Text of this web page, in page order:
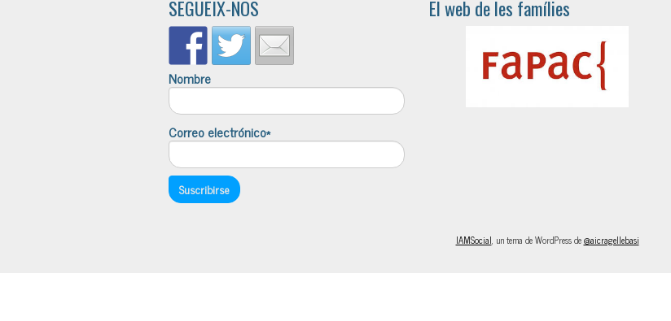
SEGUEIX-NOS
Nombre
Correo electrónico*
El web de les famílies
IAMSocial, un tema de WordPress de@aicragellebasi